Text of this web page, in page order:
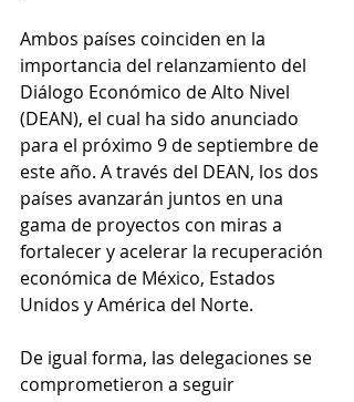
Ambos países coinciden en la
importancia del relanzamiento del
Diálogo Económico de Alto Nivel
(DEAN), el cual ha sido anunciado
para el próximo 9 de septiembre de
este año. A través del DEAN, los dos
países avanzarán juntos en una
gama de proyectos con miras a
fortalecer y acelerar la recuperación
económica de México, Estados
Unidos y América del Norte.
De igual forma, las delegaciones se
comprometieron a seguir